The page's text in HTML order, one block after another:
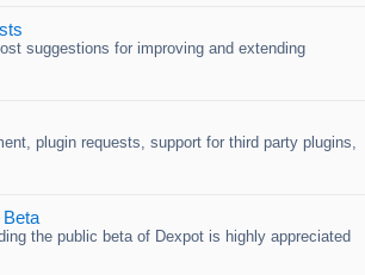
suggestions for improving and extending
plugin requests, support for third party plugins,
the public beta of Dexpot is highly appreciated